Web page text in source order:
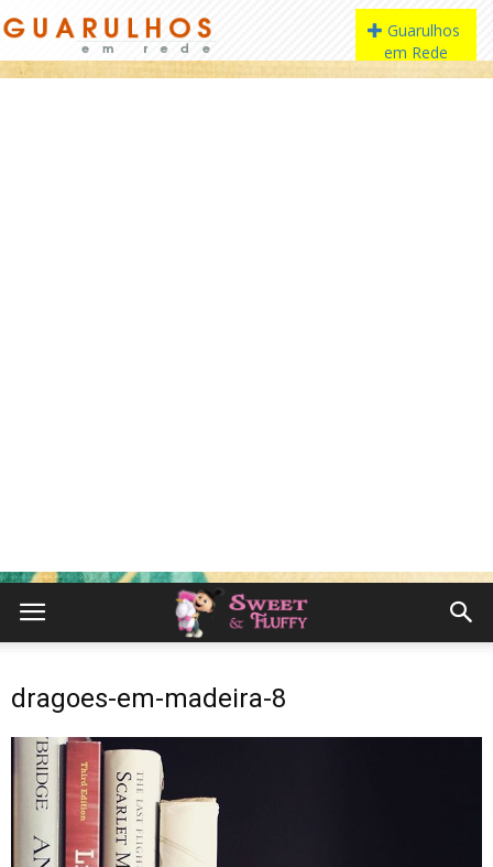
dragoes-em-madeira-8